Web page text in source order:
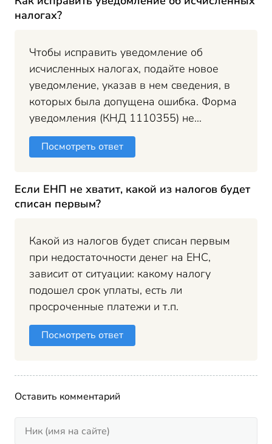
налогах?
Чтобы исправить уведомление об
исчисленных налогах, подайте новое
уведомление, указав в нем сведения, в
которых была допущена ошибка. Форма
уведомления (КНД 1110355) не...
Посмотреть ответ
Если ЕНП не хватит, какой из налогов будет
списан первым?
Какой из налогов будет списан первым
при недостаточности денег на ЕНС,
зависит от ситуации: какому налогу
подошел срок уплаты, есть ли
просроченные платежи и т.п.
Посмотреть ответ
Оставить комментарий